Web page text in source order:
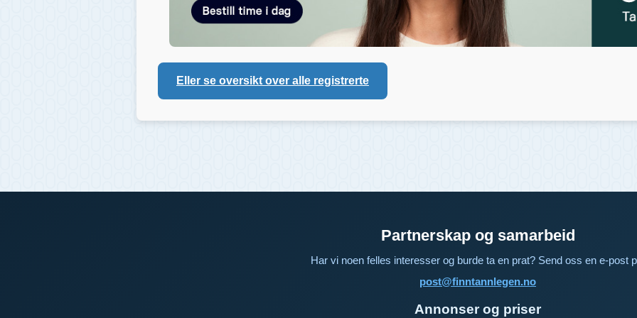
Eller se oversikt over alle registrerte
Partnerskap og samarbeid
Har vi noen felles interesser og burde ta en prat? Send oss en e-post
post@finntannlegen.no
Annonser og priser